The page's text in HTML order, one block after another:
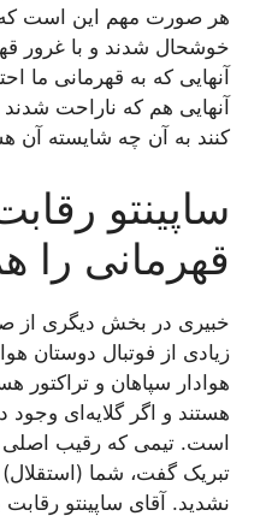
هر صورت مهم این است که
خوشحال شدند و با غرور
آنهایی که به قهرمانی ما
آنهایی هم که ناراحت
کنند به آن چه شایسته آن
ساپینتو
قهرمانی را
خبیری در بخش دیگری
زیادی از فوتبال دوستان
هوادار سپاهان و تراکتور
هستند و اگر گلایه‌ای وجود
است. تیمی که رقیب اصلی
تبریک گفت، شما
نشدید. آقای ساپینتو